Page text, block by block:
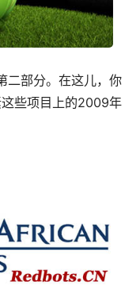
二部分。在这儿，你
些项目上的2009年